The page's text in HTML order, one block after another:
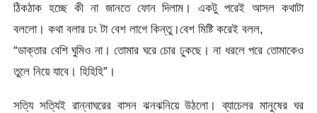
ঠিকঠাক হচ্ছে কী না জানতে ফোন দিলাম। একটু পরেই আসল কথাটা
বললো। কথা বলার ঢং টা বেশ লাগে কিন্তু।বেশ মিষ্টি করেই বলল,
“ডাক্তার বেশি ঘুমিও না। তোমার ঘরে চোর ঢুকছে। না ধরলে পরে তোমাকেও
তুলে নিয়ে যাবে। হিহিহি”।
সত্যি সত্যিই রান্নাঘরের বাসন ঝনঝনিয়ে উঠলো। ব্যাচেলর মানুষের ঘর